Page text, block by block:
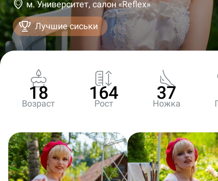
м. Университет, салон «Reflex»
Лучшие сиськи
18
Возраст
164
Рост
37
Ножка